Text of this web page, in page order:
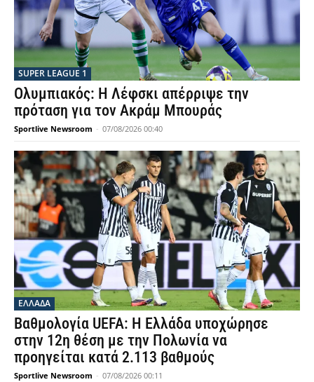
SUPER LEAGUE 1
Ολυμπιακός: Η Λέφσκι απέρριψε την
πρόταση για τον Ακράμ Μπουράς
Sportlive Newsroom - 07/08/2026 00:40
ΕΛΛΑΔΑ
Βαθμολογία UEFA: Η Ελλάδα υποχώρησε
στην 12η θέση με την Πολωνία να
προηγείται κατά 2.113 βαθμούς
Sportlive Newsroom - 07/08/2026 00:11